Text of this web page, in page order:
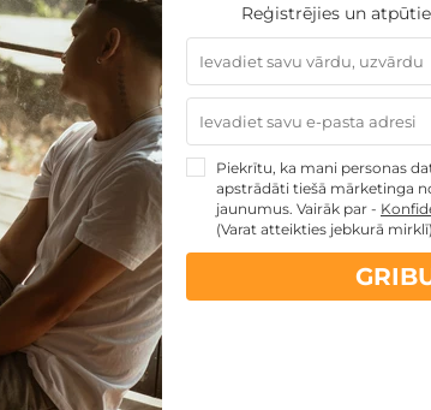
Reģistrējies un
Piekrītu, ka mani personas
apstrādāti tiešā mārketinga
jaunumus. Vairāk par -
(Varat atteikties jebkurā mirklī)